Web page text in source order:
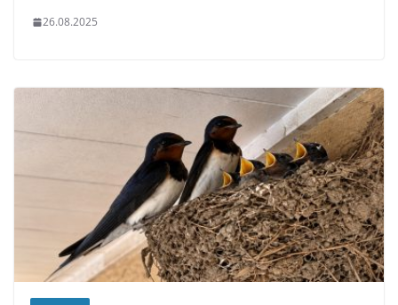
26.08.2025